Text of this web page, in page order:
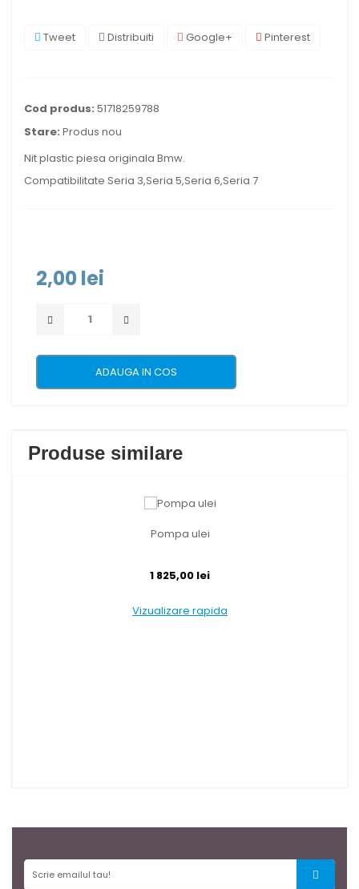
Tweet Distribuiti Google+ Pinterest
Cod produs: 51718259788
Stare: Produs nou
Nit plastic piesa originala Bmw.
Compatibilitate Seria 3,Seria 5,Seria 6,Seria 7
2,00 lei
ADAUGA IN COS
Produse similare
Pompa ulei
1 825,00 lei
Vizualizare rapida